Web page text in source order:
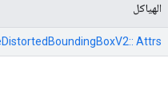
الهياكل
Attrs